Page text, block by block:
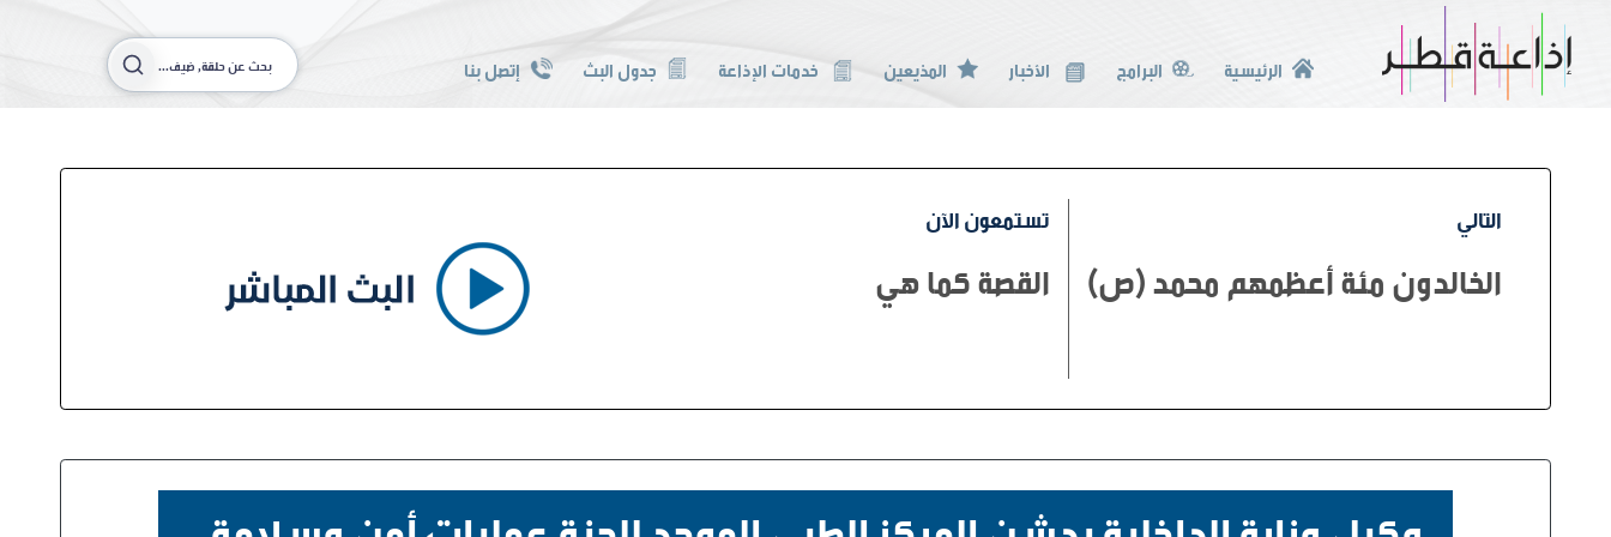
الرئيسية البرامج الأخبار المذيعين خدمات الإذاعة جدول البث إتصل بنا
تستمعون الآن
القصة كما هي
التالي
الخالدون مئة أعظمهم محمد (ص)